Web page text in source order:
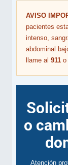
AVISO
pacientes
intenso,
abdominal
llame al 911 o
o
Atención